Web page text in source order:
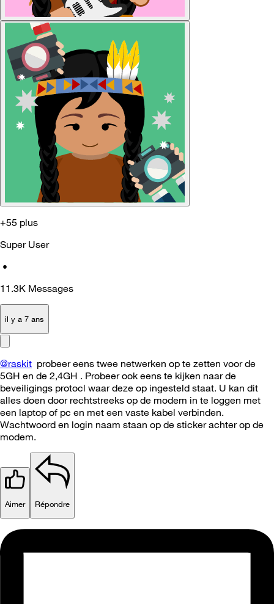
+55 plus
Super User
•
11.3K Messages
il y a 7 ans
@raskit probeer eens twee netwerken op te zetten voor de
5GH en de 2,4GH . Probeer ook eens te kijken naar de
beveiligings protocl waar deze op ingesteld staat. U kan dit
alles doen door rechtstreeks op de modem in te loggen met
een laptop of pc en met een vaste kabel verbinden.
Wachtwoord en login naam staan op de sticker achter op de
modem.
Aimer Répondre